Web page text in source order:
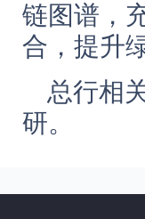
链图谱，
合，提升
总行相
研。